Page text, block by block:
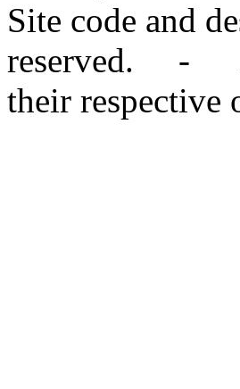
Site code and
reserved. -
their respective